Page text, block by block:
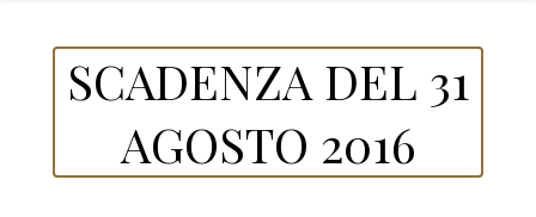
SCADENZA DEL 31
AGOSTO 2016